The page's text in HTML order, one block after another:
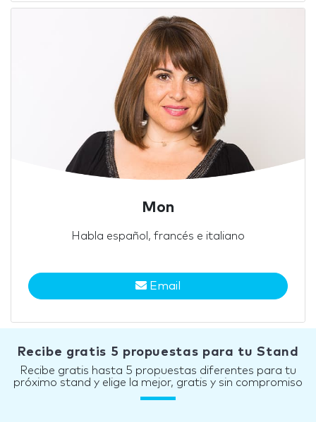
Mon
Habla español, francés e italiano
Email
Recibe gratis 5 propuestas para tu Stand
Recibe gratis hasta 5 propuestas diferentes para tu
próximo stand y elige la mejor, gratis y sin compromiso